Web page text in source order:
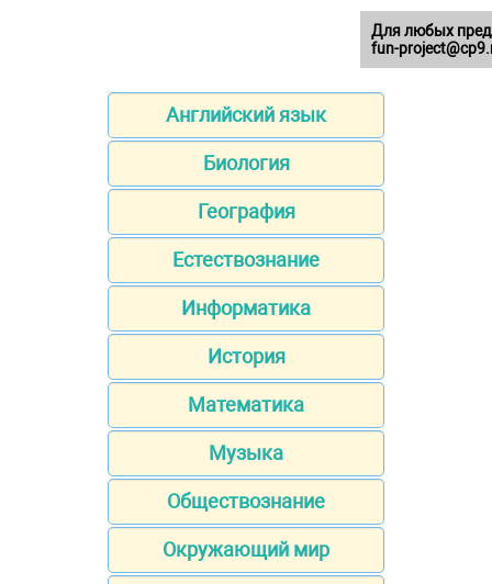
Английский язык
Биология
География
Естествознание
Информатика
История
Математика
Музыка
Обществознание
Окружающий мир
Для любых
fun-